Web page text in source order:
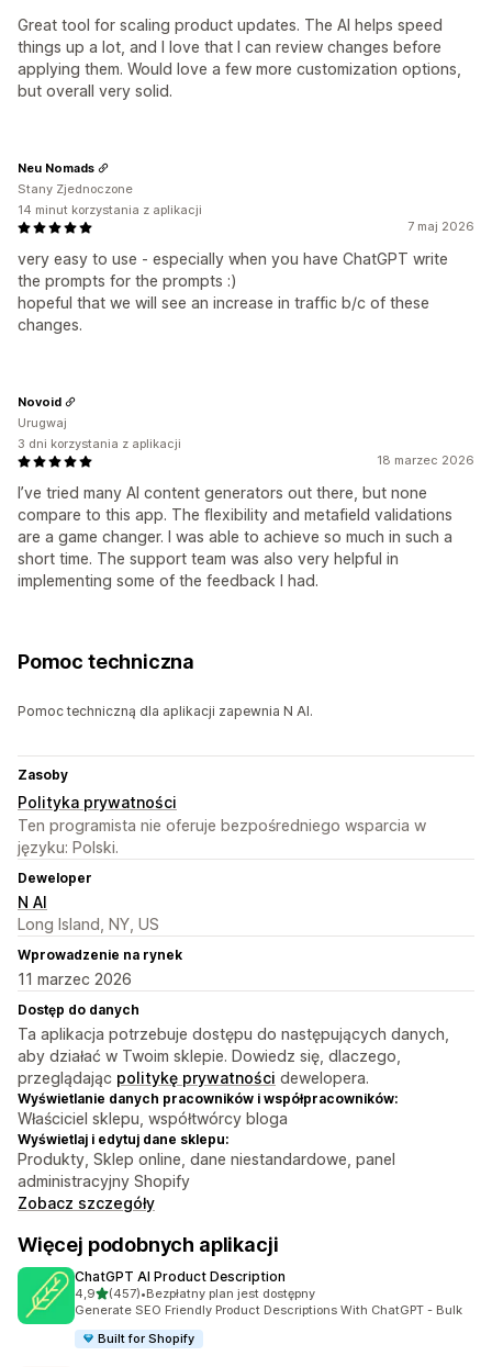
Great tool for scaling product updates. The AI helps speed
things up a lot, and I love that I can review changes before
applying them. Would love a few more customization options,
but overall very solid.
7 maj 2026
very easy to use - especially when you have ChatGPT write
the prompts for the prompts :)
hopeful that we will see an increase in traffic b/c of these
changes.
Neu Nomads
Stany Zjednoczone
14 minut korzystania z aplikacji
18 marzec 2026
I’ve tried many AI content generators out there, but none
compare to this app. The flexibility and metafield validations
are a game changer. I was able to achieve so much in such a
short time. The support team was also very helpful in
implementing some of the feedback I had.
Novoid
Urugwaj
3 dni korzystania z aplikacji
Pomoc techniczna
Pomoc techniczną dla aplikacji zapewnia N AI.
Zasoby
Polityka prywatności
Ten programista nie oferuje bezpośredniego wsparcia w
języku: Polski.
Deweloper
N AI
Long Island, NY, US
Wprowadzenie na rynek
11 marzec 2026
Dostęp do danych
Ta aplikacja potrzebuje dostępu do następujących danych,
aby działać w Twoim sklepie. Dowiedz się, dlaczego,
przeglądając politykę prywatności dewelopera.
Wyświetlanie danych pracowników i współpracowników:
Właściciel sklepu, współtwórcy bloga
Wyświetlaj i edytuj dane sklepu:
Produkty, Sklep online, dane niestandardowe, panel
administracyjny Shopify
Zobacz szczegóły
Więcej podobnych aplikacji
ChatGPT AI Product Description
4,9na 5 gwiazdek
(457)
Łączna liczba recenzji: 457
•Bezpłatny plan jest dostępny
Generate SEO Friendly Product Descriptions With ChatGPT - Bulk
Built for Shopify